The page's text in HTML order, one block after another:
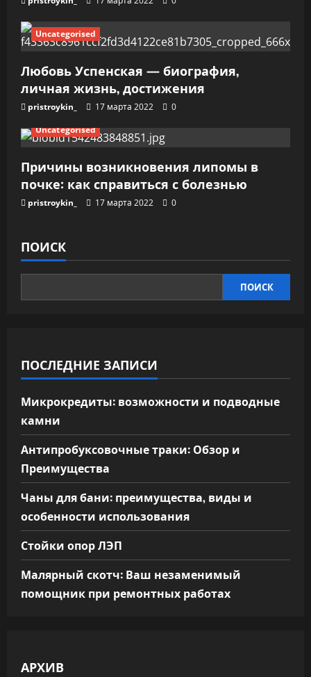
я
м
Uncategorised
Любовь Успенская — биография,
личная жизнь, достижения
pristroykin_ 17 марта 2022
0
Uncategorised
Причины возникновения липомы в
почке: как справиться с болезнью
pristroykin_ 17 марта 2022 0
ПОИСК
ПОИСК
ПОСЛЕДНИЕ ЗАПИСИ
Микрокредиты: возможности и подводные
камни
Антипробуксовочные траки: Обзор и
Преимущества
Чаны для бани: преимущества, виды и
особенности использования
Стойки опор ЛЭП
Малярный скотч: Ваш незаменимый
помощник при ремонтных работах
АРХИВ